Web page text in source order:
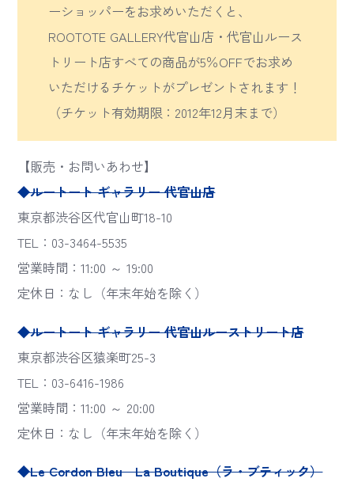
ーショッパーをお求めいただくと、
ROOTOTE GALLERY代官山店・代官山ルース
トリート店すべての商品が5％OFFでお求め
いただけるチケットがプレゼントされます！
（チケット有効期限：2012年12月末まで）
【販売・お問いあわせ】
◆ルートート ギャラリー 代官山店
東京都渋谷区代官山町18-10
TEL：03-3464-5535
営業時間：11:00 ～ 19:00
定休日：なし（年末年始を除く）
◆ルートート ギャラリー 代官山ルーストリート店
東京都渋谷区猿楽町25-3
TEL：03-6416-1986
営業時間：11:00 ～ 20:00
定休日：なし（年末年始を除く）
◆Le Cordon Bleu La Boutique（ラ・ブティック）